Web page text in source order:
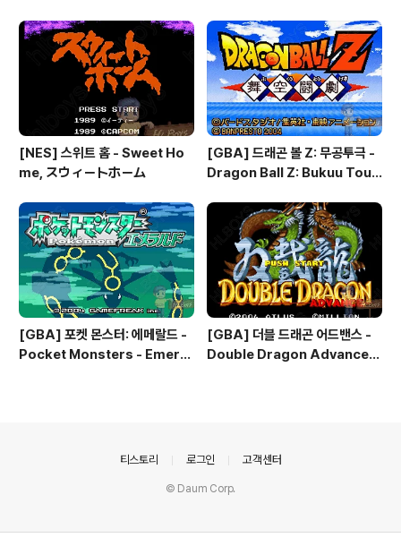
☆遊☆白書 第3弾 魔界の扉編
[NES] 스위트 홈 - Sweet Ho
me, スウィートホーム
[GBA] 드래곤 볼 Z: 무공투극 -
Dragon Ball Z: Bukuu Toug
劇, 드래곤 볼 Z: 슈퍼소닉 워리어
즈 - Dragon Ball Z: Superso
nic Warriors
[GBA] 포켓 몬스터: 에메랄드 -
Pocket Monsters - Emeral
[GBA] 더블 드래곤 어드밴스 -
Double Dragon Advance,
티스토리 로그인 고객센터
© Daum Corp.